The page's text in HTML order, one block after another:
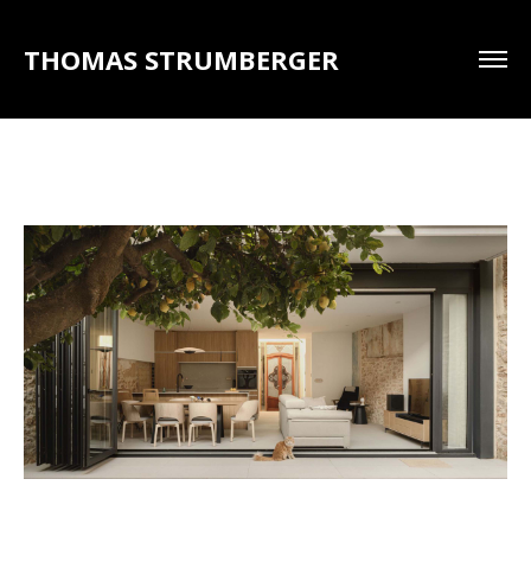
THOMAS STRUMBERGER